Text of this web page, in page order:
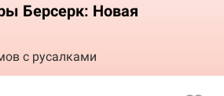
Берсерк: Новая
с русалками